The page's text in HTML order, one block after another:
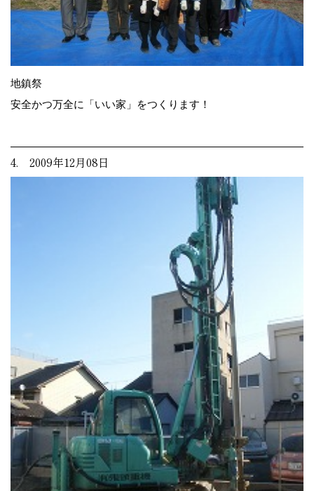
地鎮祭
安全かつ万全に「いい家」をつくります！
4. 2009年12月08日